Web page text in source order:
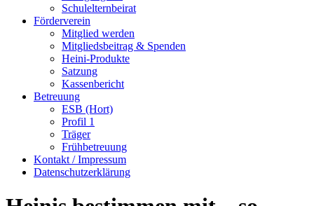
Schulelternbeirat
Förderverein
Mitglied werden
Mitgliedsbeitrag & Spenden
Heini-Produkte
Satzung
Kassenbericht
Betreuung
ESB (Hort)
Profil 1
Träger
Frühbetreuung
Kontakt / Impressum
Datenschutzerklärung